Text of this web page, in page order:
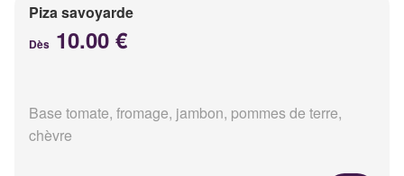
Piza savoyarde
Dès 10.00 €
Base tomate, fromage, jambon, pommes de terre,
chèvre